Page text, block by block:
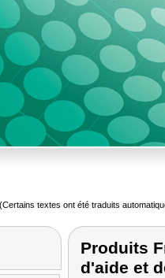
(Certains textes ont été traduits
Produits
d'aide et